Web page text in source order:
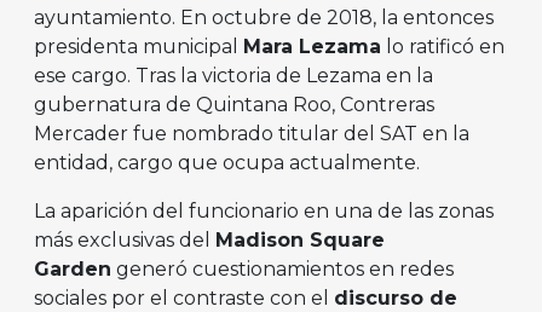
ayuntamiento. En octubre de 2018, la entonces
presidenta municipal
Mara Lezama lo ratificó en
ese cargo. Tras la victoria de Lezama en la
gubernatura de Quintana Roo, Contreras
Mercader fue nombrado titular del SAT en la
entidad, cargo que ocupa actualmente.
La aparición del funcionario en una de las zonas
más exclusivas del
Madison Square
Garden generó cuestionamientos en redes
sociales por el contraste con el discurso de